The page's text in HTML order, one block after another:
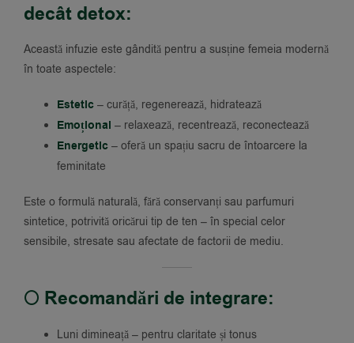
decât detox:
Această infuzie este gândită pentru a susține femeia modernă
în toate aspectele:
Estetic – curăță, regenerează, hidratează
Emoțional – relaxează, recentrează, reconectează
Energetic – oferă un spațiu sacru de întoarcere la
feminitate
Este o formulă naturală, fără conservanți sau parfumuri
sintetice, potrivită oricărui tip de ten – în special celor
sensibile, stresate sau afectate de factorii de mediu.
🌕 Recomandări de integrare:
Luni dimineață – pentru claritate și tonus